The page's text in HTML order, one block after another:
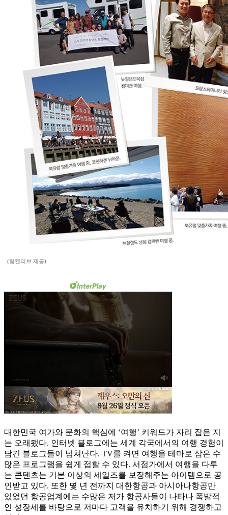
(링켄리브 제공)
대한민국 여가와 문화의 핵심에 ‘여행’ 키워드가 자리 잡은 지
는 오래됐다. 인터넷 블로그에는 세계 각국에서의 여행 경험이
담긴 블로그들이 넘쳐난다. TV를 켜면 여행을 테마로 삼은 수
많은 프로그램을 쉽게 접할 수 있다. 서점가에서 여행을 다루
는 콘텐츠는 기본 이상의 세일즈를 보장해주는 아이템으로 공
인받고 있다. 또한 몇 년 전까지 대한항공과 아시아나항공만
있었던 항공업계에는 수많은 저가 항공사들이 나타나 폭발적
인 성장세를 바탕으로 저마다 고객을 유치하기 위해 경쟁하고